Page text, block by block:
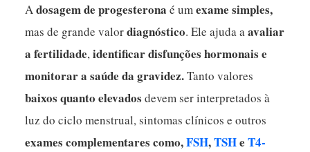
Adosagem de progesterona é umexame simples,
mas de grande valordiagnóstico. Ele ajuda aavaliar
a fertilidade,identificar disfunções hormonais e
monitorar a saúde da gravidez.Tanto valores
baixos quanto elevados devem ser interpretados à
luz do ciclo menstrual, sintomas clínicos e outros
exames complementares como,FSH,TSHeT4-